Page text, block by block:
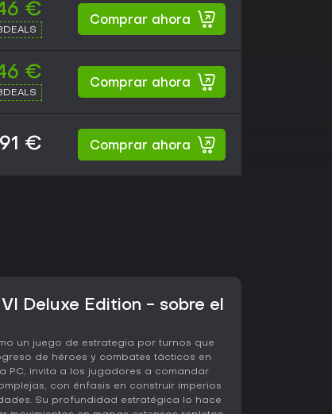
€
Comprar ahora
€
Comprar ahora
€ Comprar ahora
Deluxe Edition - sobre el
un juego de estrategia por turnos que
de héroes y combates tácticos en
PC, invita a los jugadores a comandar
con énfasis en construir imperios
Su profundidad estratégica lo hace